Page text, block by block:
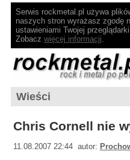
Serwis rockmetal.pl używa
naszych stron wyrażasz zgodę
ustawieniami Twojej
Zobacz więcej informacji.
Wieści
Chris Cornell nie
11.08.2007 22:44 autor: